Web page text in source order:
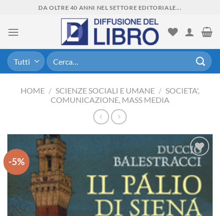
content
DA OLTRE 40 ANNI NEL SETTORE EDITORIALE...
Cerca:
HOME / SCIENZE SOCIALI E UMANE / SOCIETA',
COMUNICAZIONE, MASS MEDIA
-5%
Aggiungi
alla lista
dei
desideri